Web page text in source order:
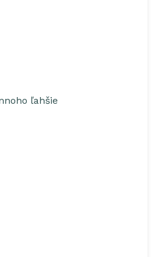
ľahšie